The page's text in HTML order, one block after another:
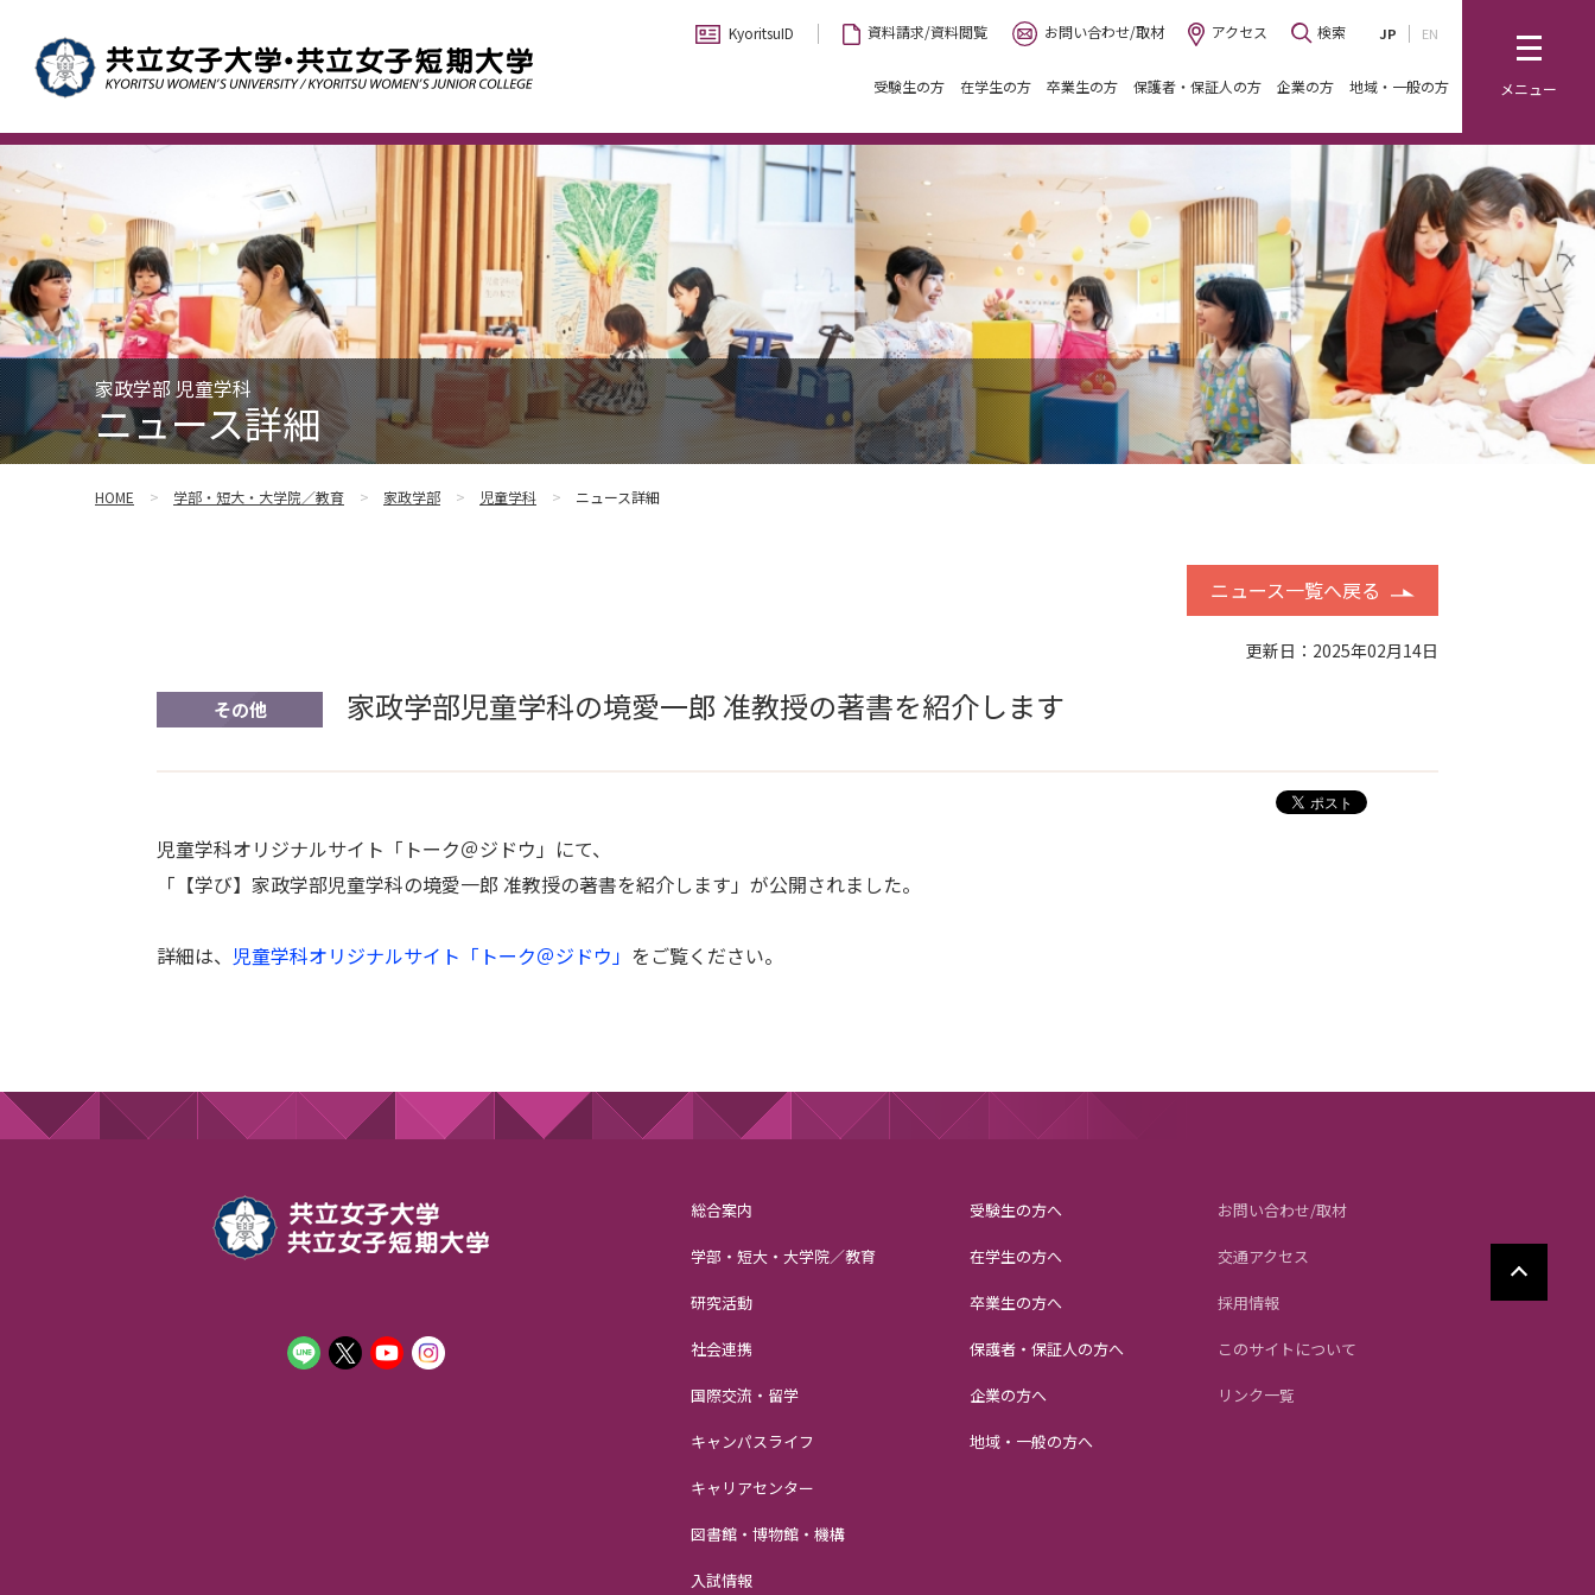
メニュー
検索 JP EN
KyoritsuID 資料請求/資料閲覧 お問い合わせ/取材 アクセス
受験生の方 在学生の方 卒業生の方 保護者・保証人の方 企業の方 地域・一般の方
家政学部 児童学科
ニュース詳細
HOME 学部・短大・大学院／教育 家政学部 児童学科 ニュース詳細
ニュース一覧へ戻る
更新日：2025年02月14日
その他 家政学部児童学科の境愛一郎 准教授の著書を紹介します
児童学科オリジナルサイト「トーク＠ジドウ」にて、
「【学び】家政学部児童学科の境愛一郎 准教授の著書を紹介します」が公開されました。
詳細は、 児童学科オリジナルサイト「トーク＠ジドウ」 をご覧ください。
総合案内
学部・短大・大学院／教育
研究活動
社会連携
国際交流・留学
キャンパスライフ
キャリアセンター
図書館・博物館・機構
入試情報
受験生の方へ
在学生の方へ
卒業生の方へ
保護者・保証人の方へ
企業の方へ
地域・一般の方へ
お問い合わせ/取材
交通アクセス
採用情報
このサイトについて
リンク一覧